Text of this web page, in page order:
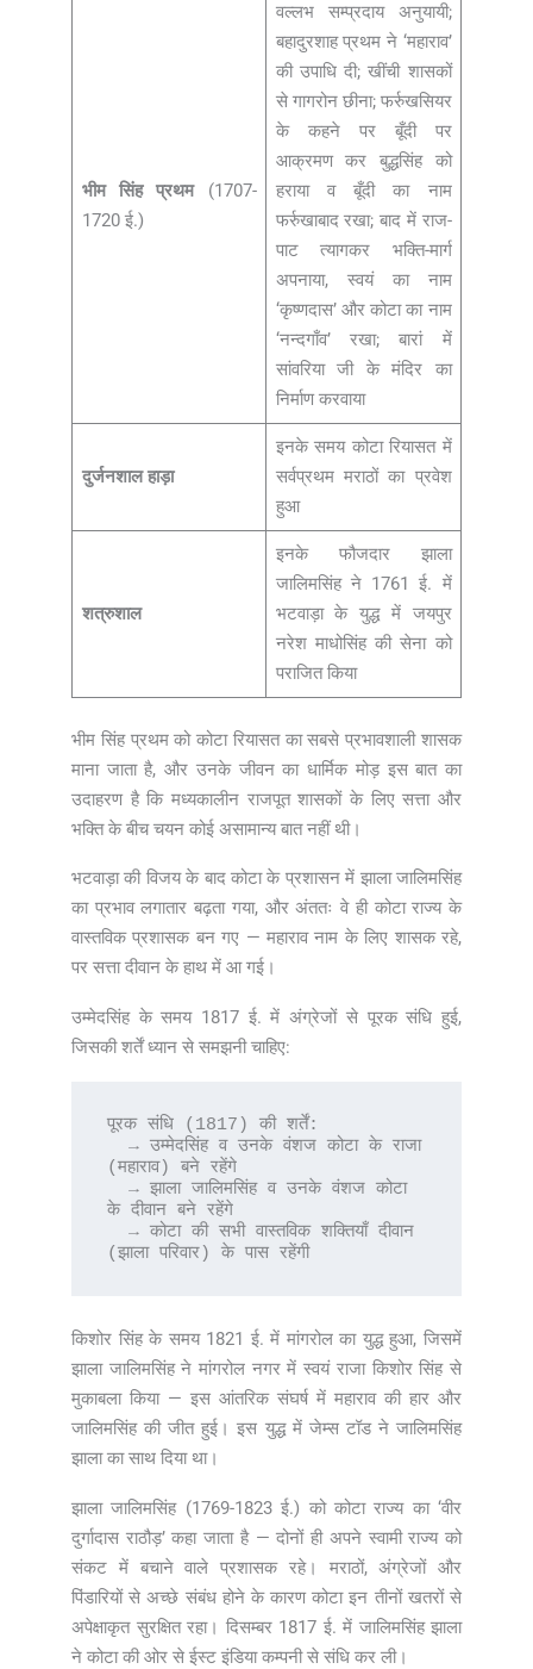
भीम सिंह प्रथम(1707-
1720 ई.)
वल्लभ सम्प्रदाय अनुयायी;
बहादुरशाह प्रथम ने ‘महाराव’
की उपाधि दी; खींची शासकों
से गागरोन छीना; फर्रुखसियर
के कहने पर बूँदी पर
आक्रमण कर बुद्धसिंह को
हराया व बूँदी का नाम
फर्रुखाबाद रखा; बाद में राज-
पाट त्यागकर भक्ति-मार्ग
अपनाया, स्वयं का नाम
‘कृष्णदास’ और कोटा का नाम
‘नन्दगाँव’ रखा; बारां में
सांवरिया जी के मंदिर का
निर्माण करवाया
दुर्जनशाल हाड़ा
इनके समय कोटा रियासत में
सर्वप्रथम मराठों का प्रवेश
हुआ
शत्रुशाल
इनके फौजदार झाला
जालिमसिंह ने 1761 ई. में
भटवाड़ा के युद्ध में जयपुर
नरेश माधोसिंह की सेना को
पराजित किया
भीम सिंह प्रथम को कोटा रियासत का सबसे प्रभावशाली शासक
माना जाता है, और उनके जीवन का धार्मिक मोड़ इस बात का
उदाहरण है कि मध्यकालीन राजपूत शासकों के लिए सत्ता और
भक्ति के बीच चयन कोई असामान्य बात नहीं थी।
भटवाड़ा की विजय के बाद कोटा के प्रशासन में झाला जालिमसिंह
का प्रभाव लगातार बढ़ता गया, और अंततः वे ही कोटा राज्य के
वास्तविक प्रशासक बन गए — महाराव नाम के लिए शासक रहे,
पर सत्ता दीवान के हाथ में आ गई।
उम्मेदसिंह के समय 1817 ई. में अंग्रेजों से पूरक संधि हुई,
जिसकी शर्तें ध्यान से समझनी चाहिए:
पूरक संधि (1817) की शर्तें:
(महाराव) बने रहेंगे
के दीवान बने रहेंगे
(झाला परिवार) के पास रहेंगी
किशोर सिंह के समय 1821 ई. में मांगरोल का युद्ध हुआ, जिसमें
झाला जालिमसिंह ने मांगरोल नगर में स्वयं राजा किशोर सिंह से
मुकाबला किया — इस आंतरिक संघर्ष में महाराव की हार और
जालिमसिंह की जीत हुई। इस युद्ध में जेम्स टॉड ने जालिमसिंह
झाला का साथ दिया था।
झाला जालिमसिंह (1769-1823 ई.) को कोटा राज्य का ‘वीर
दुर्गादास राठौड़’ कहा जाता है — दोनों ही अपने स्वामी राज्य को
संकट में बचाने वाले प्रशासक रहे। मराठों, अंग्रेजों और
पिंडारियों से अच्छे संबंध होने के कारण कोटा इन तीनों खतरों से
अपेक्षाकृत सुरक्षित रहा। दिसम्बर 1817 ई. में जालिमसिंह झाला
ने कोटा की ओर से ईस्ट इंडिया कम्पनी से संधि कर ली।